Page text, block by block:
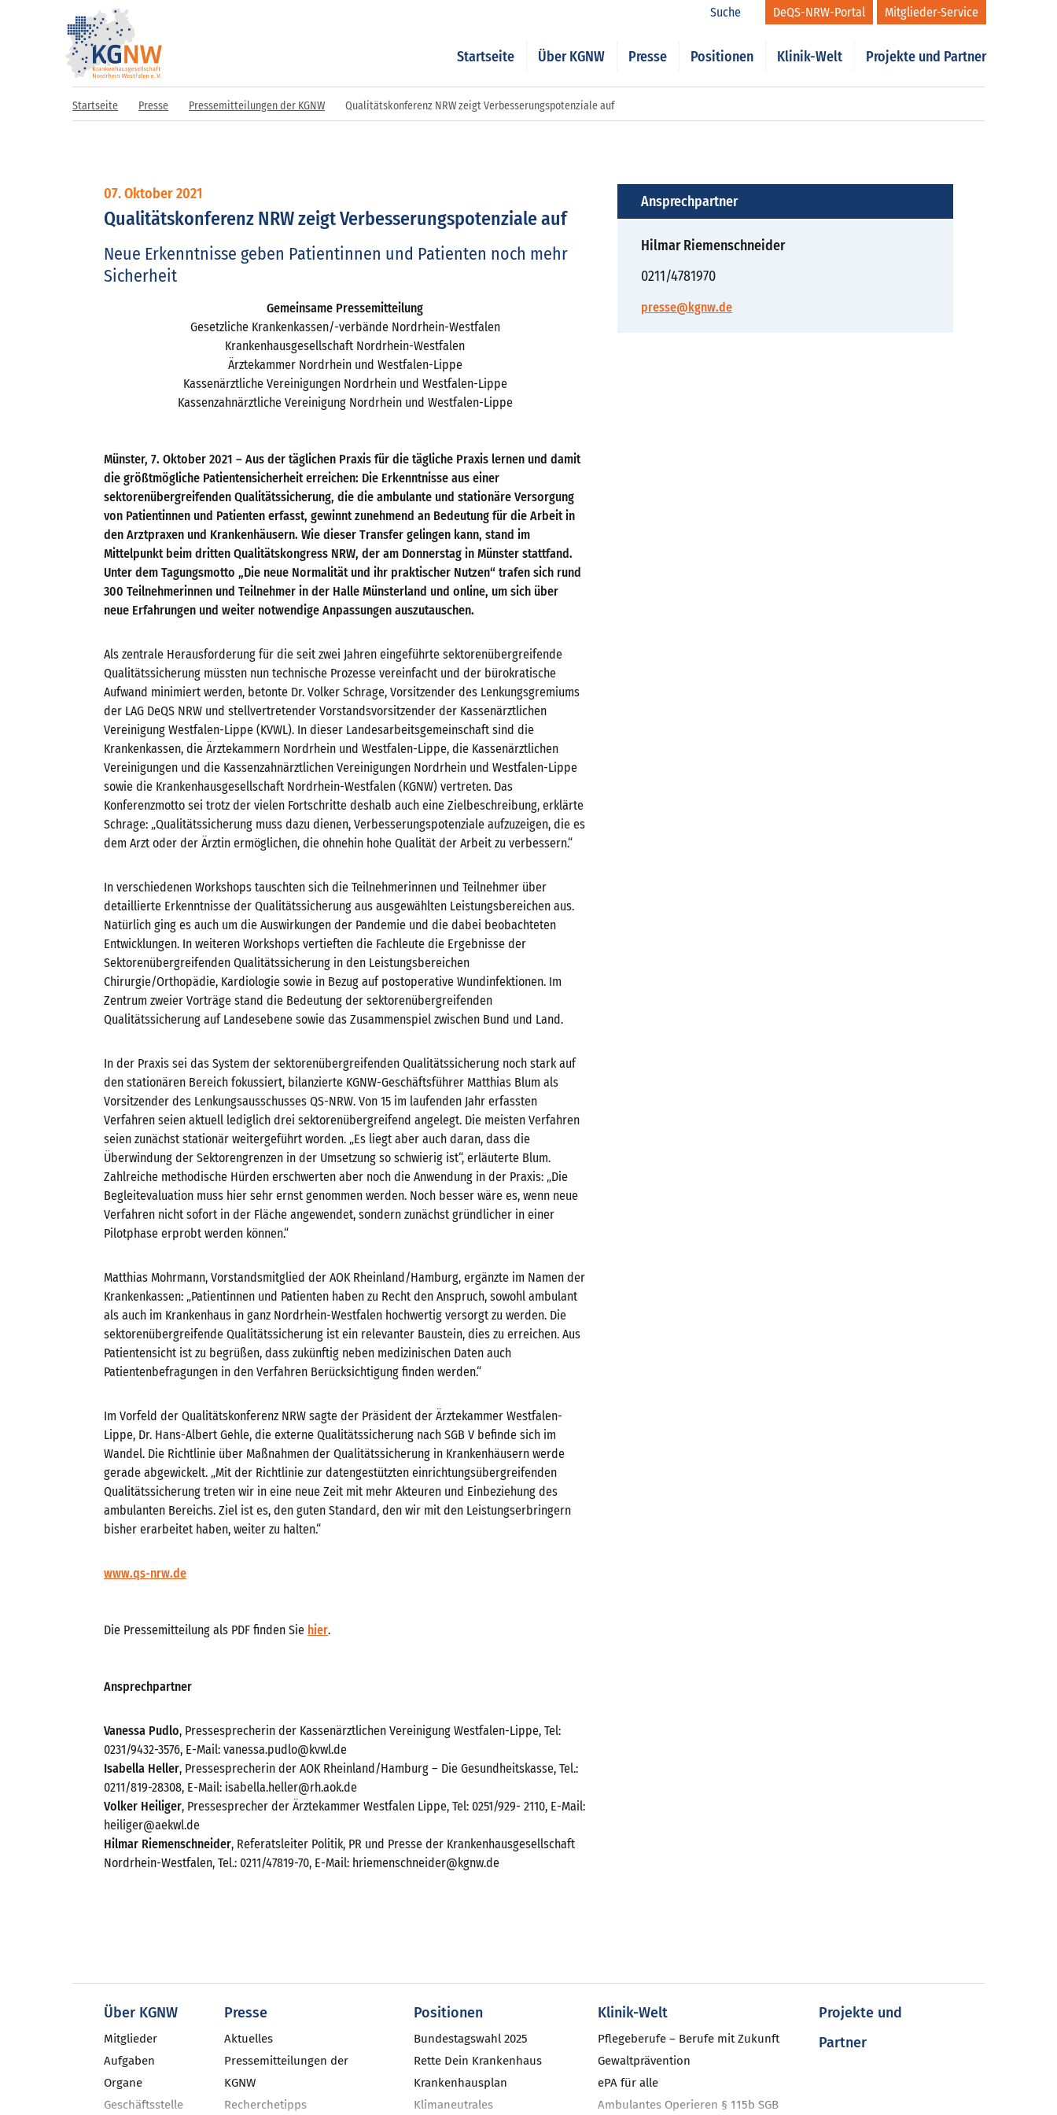
Suche DeQS-NRW-Portal Mitglieder-Service
Startseite Über KGNW Presse Positionen Klinik-Welt Projekte und Partner
Startseite Presse Pressemitteilungen der KGNW Qualitätskonferenz NRW zeigt Verbesserungspotenziale auf
07. Oktober 2021
Qualitätskonferenz NRW zeigt Verbesserungspotenziale auf
Neue Erkenntnisse geben Patientinnen und Patienten noch mehr
Sicherheit
Gemeinsame Pressemitteilung
Gesetzliche Krankenkassen/-verbände Nordrhein-Westfalen
Krankenhausgesellschaft Nordrhein-Westfalen
Ärztekammer Nordrhein und Westfalen-Lippe
Kassenärztliche Vereinigungen Nordrhein und Westfalen-Lippe
Kassenzahnärztliche Vereinigung Nordrhein und Westfalen-Lippe
Münster, 7. Oktober 2021 – Aus der täglichen Praxis für die tägliche Praxis lernen und damit
die größtmögliche Patientensicherheit erreichen: Die Erkenntnisse aus einer
sektorenübergreifenden Qualitätssicherung, die die ambulante und stationäre Versorgung
von Patientinnen und Patienten erfasst, gewinnt zunehmend an Bedeutung für die Arbeit in
den Arztpraxen und Krankenhäusern. Wie dieser Transfer gelingen kann, stand im
Mittelpunkt beim dritten Qualitätskongress NRW, der am Donnerstag in Münster stattfand.
Unter dem Tagungsmotto „Die neue Normalität und ihr praktischer Nutzen“ trafen sich rund
300 Teilnehmerinnen und Teilnehmer in der Halle Münsterland und online, um sich über
neue Erfahrungen und weiter notwendige Anpassungen auszutauschen.
Als zentrale Herausforderung für die seit zwei Jahren eingeführte sektorenübergreifende
Qualitätssicherung müssten nun technische Prozesse vereinfacht und der bürokratische
Aufwand minimiert werden, betonte Dr. Volker Schrage, Vorsitzender des Lenkungsgremiums
der LAG DeQS NRW und stellvertretender Vorstandsvorsitzender der Kassenärztlichen
Vereinigung Westfalen-Lippe (KVWL). In dieser Landesarbeitsgemeinschaft sind die
Krankenkassen, die Ärztekammern Nordrhein und Westfalen-Lippe, die Kassenärztlichen
Vereinigungen und die Kassenzahnärztlichen Vereinigungen Nordrhein und Westfalen-Lippe
sowie die Krankenhausgesellschaft Nordrhein-Westfalen (KGNW) vertreten. Das
Konferenzmotto sei trotz der vielen Fortschritte deshalb auch eine Zielbeschreibung, erklärte
Schrage: „Qualitätssicherung muss dazu dienen, Verbesserungspotenziale aufzuzeigen, die es
dem Arzt oder der Ärztin ermöglichen, die ohnehin hohe Qualität der Arbeit zu verbessern.“
In verschiedenen Workshops tauschten sich die Teilnehmerinnen und Teilnehmer über
detaillierte Erkenntnisse der Qualitätssicherung aus ausgewählten Leistungsbereichen aus.
Natürlich ging es auch um die Auswirkungen der Pandemie und die dabei beobachteten
Entwicklungen. In weiteren Workshops vertieften die Fachleute die Ergebnisse der
Sektorenübergreifenden Qualitätssicherung in den Leistungsbereichen
Chirurgie/Orthopädie, Kardiologie sowie in Bezug auf postoperative Wundinfektionen. Im
Zentrum zweier Vorträge stand die Bedeutung der sektorenübergreifenden
Qualitätssicherung auf Landesebene sowie das Zusammenspiel zwischen Bund und Land.
In der Praxis sei das System der sektorenübergreifenden Qualitätssicherung noch stark auf
den stationären Bereich fokussiert, bilanzierte KGNW-Geschäftsführer Matthias Blum als
Vorsitzender des Lenkungsausschusses QS-NRW. Von 15 im laufenden Jahr erfassten
Verfahren seien aktuell lediglich drei sektorenübergreifend angelegt. Die meisten Verfahren
seien zunächst stationär weitergeführt worden. „Es liegt aber auch daran, dass die
Überwindung der Sektorengrenzen in der Umsetzung so schwierig ist“, erläuterte Blum.
Zahlreiche methodische Hürden erschwerten aber noch die Anwendung in der Praxis: „Die
Begleitevaluation muss hier sehr ernst genommen werden. Noch besser wäre es, wenn neue
Verfahren nicht sofort in der Fläche angewendet, sondern zunächst gründlicher in einer
Pilotphase erprobt werden können.“
Matthias Mohrmann, Vorstandsmitglied der AOK Rheinland/Hamburg, ergänzte im Namen der
Krankenkassen: „Patientinnen und Patienten haben zu Recht den Anspruch, sowohl ambulant
als auch im Krankenhaus in ganz Nordrhein-Westfalen hochwertig versorgt zu werden. Die
sektorenübergreifende Qualitätssicherung ist ein relevanter Baustein, dies zu erreichen. Aus
Patientensicht ist zu begrüßen, dass zukünftig neben medizinischen Daten auch
Patientenbefragungen in den Verfahren Berücksichtigung finden werden.“
Im Vorfeld der Qualitätskonferenz NRW sagte der Präsident der Ärztekammer Westfalen-
Lippe, Dr. Hans-Albert Gehle, die externe Qualitätssicherung nach SGB V befinde sich im
Wandel. Die Richtlinie über Maßnahmen der Qualitätssicherung in Krankenhäusern werde
gerade abgewickelt. „Mit der Richtlinie zur datengestützten einrichtungsübergreifenden
Qualitätssicherung treten wir in eine neue Zeit mit mehr Akteuren und Einbeziehung des
ambulanten Bereichs. Ziel ist es, den guten Standard, den wir mit den Leistungserbringern
bisher erarbeitet haben, weiter zu halten.“
www.qs-nrw.de
Die Pressemitteilung als PDF finden Sie hier.
Ansprechpartner
Vanessa Pudlo, Pressesprecherin der Kassenärztlichen Vereinigung Westfalen-Lippe, Tel:
0231/9432-3576, E-Mail: vanessa.pudlo@kvwl.de
Isabella Heller, Pressesprecherin der AOK Rheinland/Hamburg – Die Gesundheitskasse, Tel.:
0211/819-28308, E-Mail: isabella.heller@rh.aok.de
Volker Heiliger, Pressesprecher der Ärztekammer Westfalen Lippe, Tel: 0251/929- 2110, E-Mail:
heiliger@aekwl.de
Hilmar Riemenschneider, Referatsleiter Politik, PR und Presse der Krankenhausgesellschaft
Nordrhein-Westfalen, Tel.: 0211/47819-70, E-Mail: hriemenschneider@kgnw.de
Ansprechpartner
Hilmar Riemenschneider
0211/4781970
presse@kgnw.de
Über KGNW
Mitglieder
Aufgaben
Organe
Geschäftsstelle
Presse
Aktuelles
Pressemitteilungen der
KGNW
Recherchetipps
Positionen
Bundestagswahl 2025
Rette Dein Krankenhaus
Krankenhausplan
Klimaneutrales
Klinik-Welt
Pflegeberufe – Berufe mit Zukunft
Gewaltprävention
ePA für alle
Ambulantes Operieren § 115b SGB
Projekte und
Partner